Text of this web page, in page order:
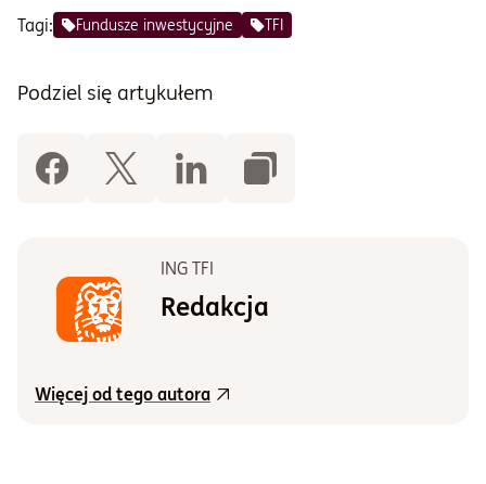
Tagi: Fundusze inwestycyjne TFI
Podziel się artykułem
ING TFI
Redakcja
Więcej od tego autora